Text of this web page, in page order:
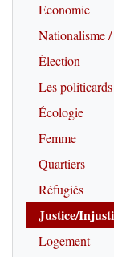
Economie
Nationalisme
Élection
Les politicards
Écologie
Femme
Quartiers
Réfugiés
Justice/
Logement